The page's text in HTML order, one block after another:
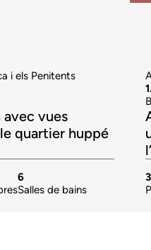
i els Penitents
avec vues
quartier huppé
6
Salles de bains